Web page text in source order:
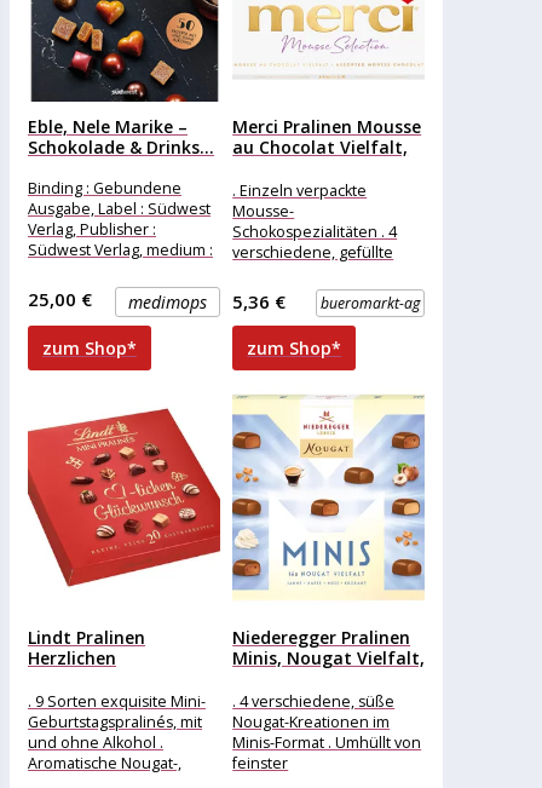
Eble, Nele Marike –
Schokolade & Drinks...
Binding : Gebundene
Ausgabe, Label : Südwest
Verlag, Publisher :
Südwest Verlag, medium :
numberOfPages : 176,
publicationDatemedimops
25,00 €
zum Shop*
Merci Pralinen Mousse
au Chocolat Vielfalt,
. Einzeln verpackte
Mousse-
Schokospezialitäten . 4
verschiedene, gefüllte
Geschenkverpackung
Merkmale: Verpackung:
einzeln verpackt
Eigenschaft: ohne Alkohol
bueromarkt-ag
5,36 €
zum Shop*
Lindt Pralinen
Herzlichen
Stück
. 9 Sorten exquisite Mini-
Geburtstagspralinés, mit
und ohne Alkohol .
Aromatische Nougat-,
Niederegger Pralinen
Minis, Nougat Vielfalt,
. 4 verschiedene, süße
Nougat-Kreationen im
Minis-Format . Umhüllt von
feinster